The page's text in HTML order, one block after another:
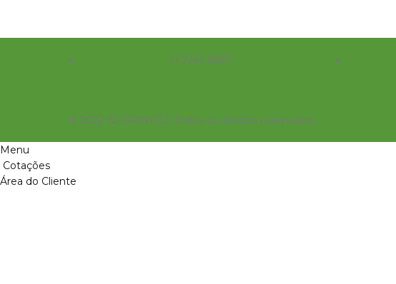
11 2241-6697
© 2022 X5 BRINDES Todos os direitos reservados
Menu
Cotações
Área do Cliente